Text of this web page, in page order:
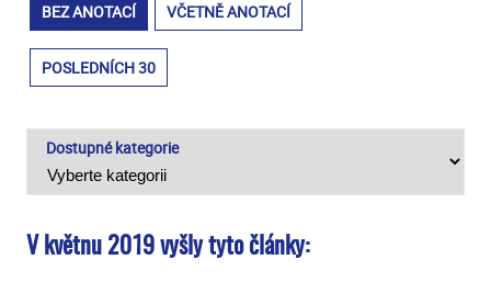
BEZ ANOTACÍ VČETNĚ ANOTACÍ
POSLEDNÍCH 30
Dostupné kategorie
V květnu 2019 vyšly tyto články: